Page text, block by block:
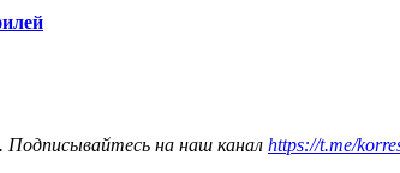
Подписывайтесь на наш канал https://t.me/